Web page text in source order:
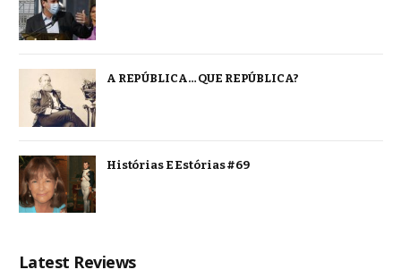
A REPÚBLICA… QUE REPÚBLICA?
Histórias E Estórias #69
Latest Reviews